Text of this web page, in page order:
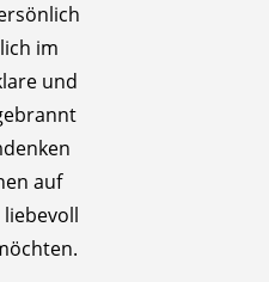
im
und
auf